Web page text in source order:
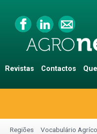
Revistas Contactos
Regiões Vocabulário